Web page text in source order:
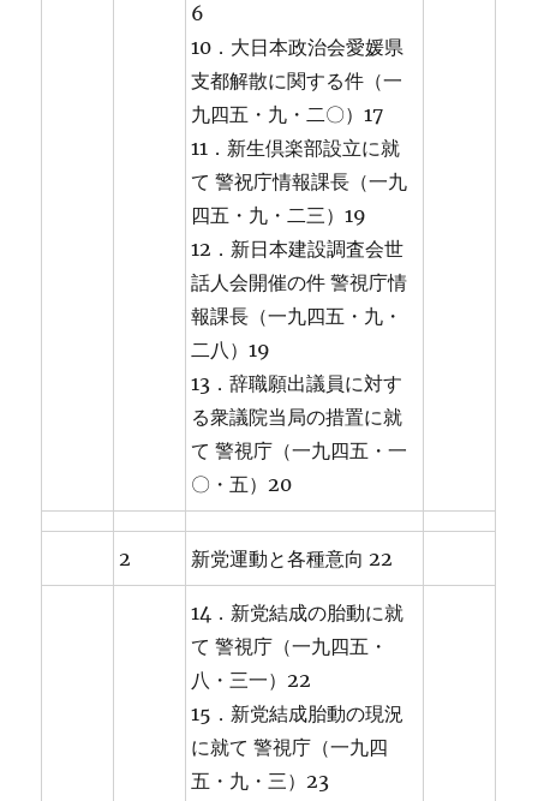
6
10．大日本政治会愛媛県
支都解散に関する件（一
九四五・九・二〇）17
11．新生倶楽部設立に就
て 警祝庁情報課長（一九
四五・九・二三）19
12．新日本建設調査会世
話人会開催の件 警視庁情
報課長（一九四五・九・
二八）19
13．辞職願出議員に対す
る衆議院当局の措置に就
て 警視庁（一九四五・一
〇・五）20
2 新党運動と各種意向 22
14．新党結成の胎動に就
て 警視庁（一九四五・
八・三一）22
15．新党結成胎動の現況
に就て 警視庁（一九四
五・九・三）23